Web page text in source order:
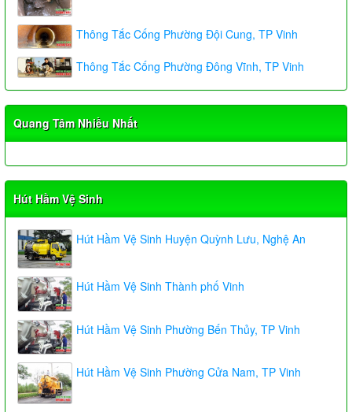
Thông Tắc Cống Phường Đội Cung, TP Vinh
Thông Tắc Cống Phường Đông Vĩnh, TP Vinh
Quang Tâm Nhiều Nhất
Hút Hầm Vệ Sinh
Hút Hầm Vệ Sinh Huyện Quỳnh Lưu, Nghệ An
Hút Hầm Vệ Sinh Thành phố Vinh
Hút Hầm Vệ Sinh Phường Bến Thủy, TP Vinh
Hút Hầm Vệ Sinh Phường Cửa Nam, TP Vinh